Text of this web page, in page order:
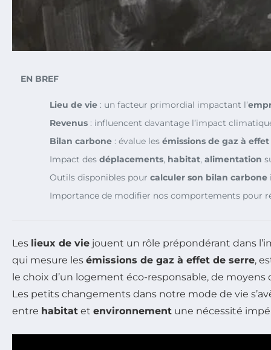
EN BREF
Lieu de vie : un facteur primordial impactant l’
Revenus : influencent davantage l’impact
Bilan carbone : évalue les émissions de gaz à
Impact des déplacements, habitat, alimentation
Outils disponibles pour calculer son bilan carbone
Importance de modifier nos comportements pour
Les lieux de vie jouent un rôle prépondérant dans
qui mesure les émissions de gaz à effet de serre,
le choix d’un logement éco-responsable, de
Les petits changements dans notre mode de vie
entre habitat et environnement une nécessité